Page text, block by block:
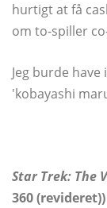
hurtigt at få
om to-spiller
Jeg burde
'kobayashi
Star Trek: The
360 (revideret))